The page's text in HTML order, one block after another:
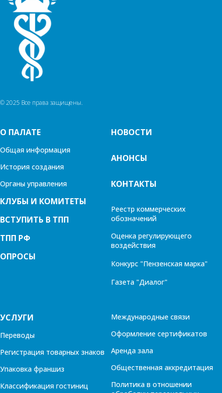
© 2025 Все права защищены.
О ПАЛАТЕ
Общая информация
История создания
Органы управления
КЛУБЫ И КОМИТЕТЫ
ВСТУПИТЬ В ТПП
ТПП РФ
ОПРОСЫ
НОВОСТИ
АНОНСЫ
КОНТАКТЫ
Реестр коммерческих
обозначений
Оценка регулирующего
воздействия
Конкурс "Пензенская марка"
Газета "Диалог"
УСЛУГИ
Переводы
Регистрация товарных знаков
Упаковка франшиз
Классификация гостиниц
Международные связи
Оформление сертификатов
Аренда зала
Общественная аккредитация
Политика в отношении